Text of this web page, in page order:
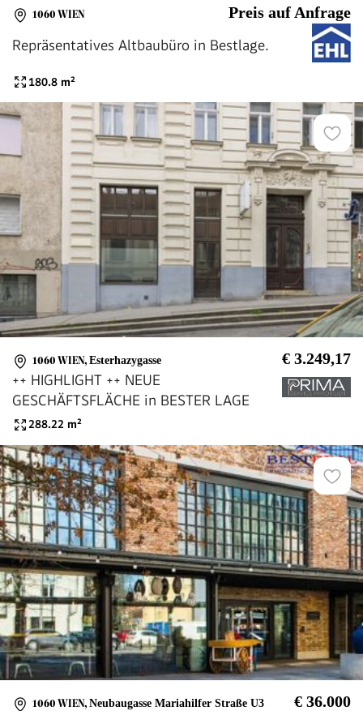
1060 WIEN Preis auf Anfrage
Repräsentatives Altbaubüro in Bestlage.
180.8 m²
1060 WIEN, Esterhazygasse € 3.249,17
++ HIGHLIGHT ++ NEUE
GESCHÄFTSFLÄCHE in BESTER LAGE
288.22 m²
1060 WIEN, Neubaugasse Mariahilfer Straße U3 € 36.000